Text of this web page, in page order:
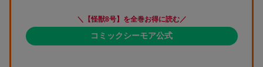
＼【怪獣8号】を全巻お得に読む／
コミックシーモア公式